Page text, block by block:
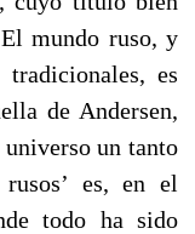
mundo ruso, y
es
de Andersen,
un tanto
rusos’ es, en el
todo ha sido